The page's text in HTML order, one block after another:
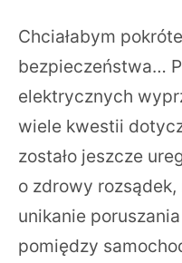
Chciałabym
bezpieczeństwa…
elektrycznych
wiele kwestii
zostało jeszcze
o zdrowy
unikanie
pomiędzy